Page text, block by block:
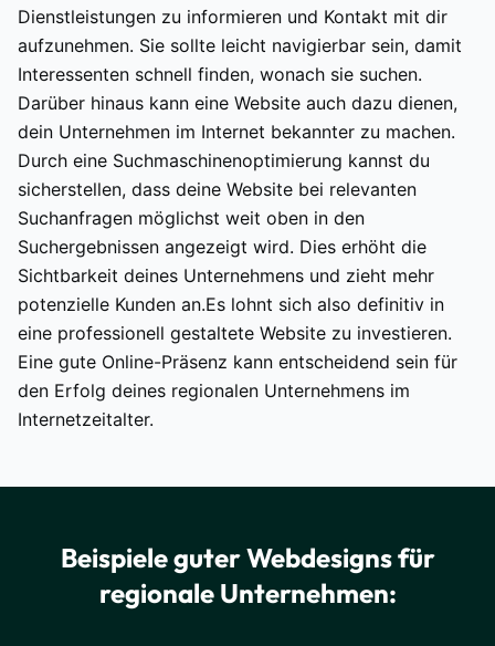
Dienstleistungen zu informieren und Kontakt mit dir
aufzunehmen. Sie sollte leicht navigierbar sein, damit
Interessenten schnell finden, wonach sie suchen.
Darüber hinaus kann eine Website auch dazu dienen,
dein Unternehmen im Internet bekannter zu machen.
Durch eine Suchmaschinenoptimierung kannst du
sicherstellen, dass deine Website bei relevanten
Suchanfragen möglichst weit oben in den
Suchergebnissen angezeigt wird. Dies erhöht die
Sichtbarkeit deines Unternehmens und zieht mehr
potenzielle Kunden an.Es lohnt sich also definitiv in
eine professionell gestaltete Website zu investieren.
Eine gute Online-Präsenz kann entscheidend sein für
den Erfolg deines regionalen Unternehmens im
Internetzeitalter.
Beispiele guter Webdesigns für
regionale Unternehmen: